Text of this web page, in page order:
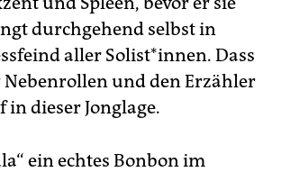
durchgehend selbst in
aller Solist*innen. Dass
und den Erzähler
dieser Jonglage.
ein echtes Bonbon im